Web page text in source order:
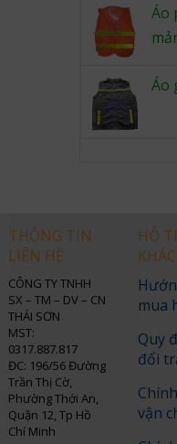
4.00
of 5
Áo
Áo
THÔNG TIN
LIÊN HỆ
CÔNG TY TNHH
SX – TM – DV – CN
THÁI SƠN
MST:
0317.887.817
ĐC: 196/56 Đường
Trần Thị Cờ,
Phường Thới An,
Quận 12, Tp Hồ
Chí Minh
HỖ
mua
Quy
đổi
vận